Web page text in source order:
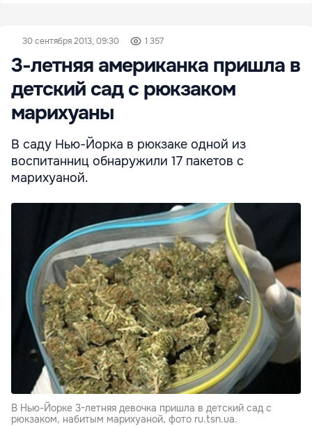
30 сентября 2013, 09:30 1 357
3-летняя американка пришла в
детский сад с рюкзаком
марихуаны
В саду Нью-Йорка в рюкзаке одной из
воспитанниц обнаружили 17 пакетов с
марихуаной.
В Нью-Йорке 3-летняя девочка пришла в детский сад с
рюкзаком, набитым марихуаной, фото ru.tsn.ua.